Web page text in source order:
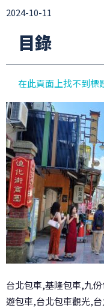
2024-10-11
目錄
在此頁面上找不到標
台北包車,基隆包車,九
遊包車,台北包車觀光,